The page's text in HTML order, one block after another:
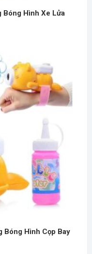
Bóng Hình Xe Lửa
Bóng Hình Cọp Bay